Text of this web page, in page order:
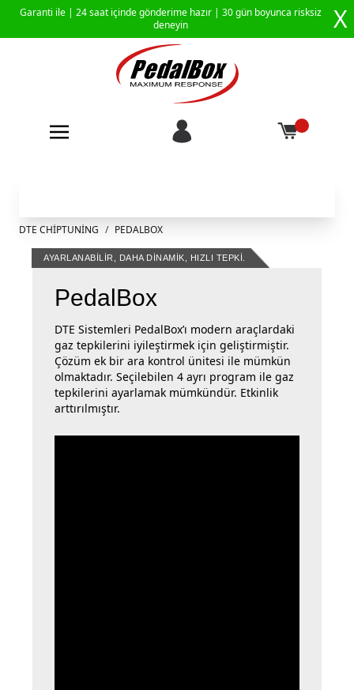
Garanti ile | 24 saat içinde gönderime hazır | 30 gün boyunca risksiz
deneyin
X
DTE CHIPTUNING / PEDALBOX
AYARLANABILIR, DAHA DINAMIK, HIZLI TEPKI.
PedalBox
DTE Sistemleri PedalBox’ı modern araçlardaki
gaz tepkilerini iyileştirmek için geliştirmiştir.
Çözüm ek bir ara kontrol ünitesi ile mümkün
olmaktadır. Seçilebilen 4 ayrı program ile gaz
tepkilerini ayarlamak mümkündür. Etkinlik
arttırılmıştır.